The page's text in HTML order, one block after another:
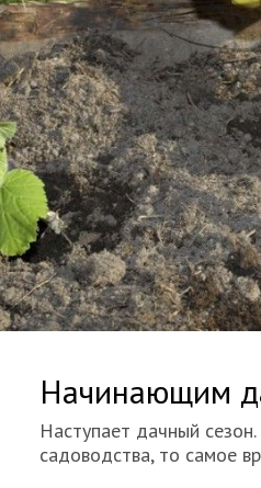
Начинающим
Наступает дачный
садоводства, то самое